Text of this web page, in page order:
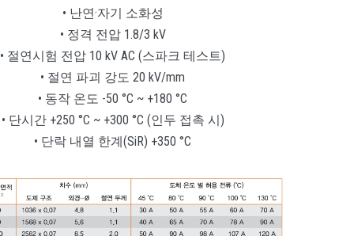
• 난연·자기 소화성
• 정격 전압 1.8/3 kV
• 절연시험 전압 10 kV AC (스파크 테스트)
• 절연 파괴 강도 20 kV/mm
• 동작 온도 -50 °C ~ +180 °C
• 단시간 +250 °C ~ +300 °C (인두 접촉 시)
• 단락 내열 한계(SiR) +350 °C